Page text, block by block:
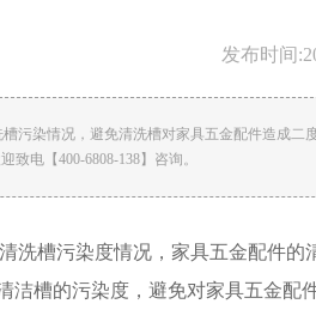
发布时间
污染情况，避免清洗槽对家具五金配件造成二
电【400-6808-138】咨询。
洗槽污染度情况，家具五金配件的
槽的污染度，避免对家具五金配